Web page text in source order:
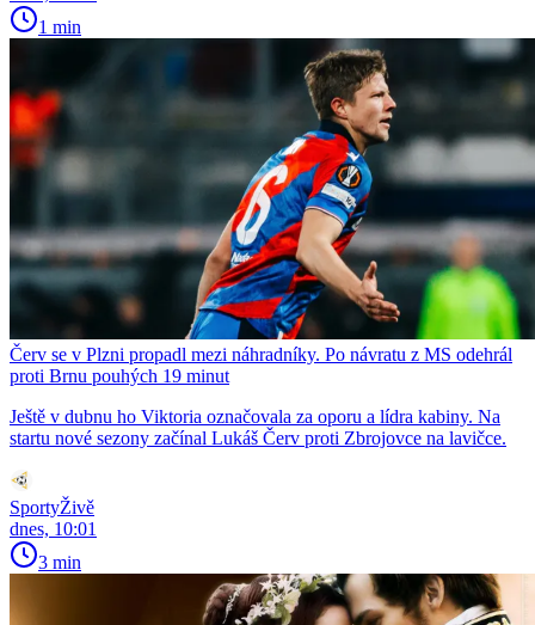
1 min
Červ se v Plzni propadl mezi náhradníky. Po návratu z MS odehrál
proti Brnu pouhých 19 minut
Ještě v dubnu ho Viktoria označovala za oporu a lídra kabiny. Na
startu nové sezony začínal Lukáš Červ proti Zbrojovce na lavičce.
SportyŽivě
dnes, 10:01
3 min